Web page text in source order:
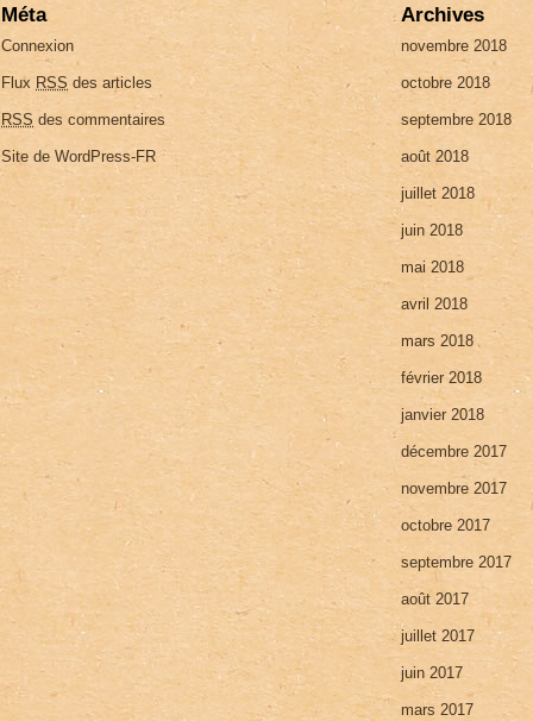
Méta
Connexion
Flux RSS des articles
RSS des commentaires
Site de WordPress-FR
Archives
novembre 2018
octobre 2018
septembre 2018
août 2018
juillet 2018
juin 2018
mai 2018
avril 2018
mars 2018
février 2018
janvier 2018
décembre 2017
novembre 2017
octobre 2017
septembre 2017
août 2017
juillet 2017
juin 2017
mars 2017